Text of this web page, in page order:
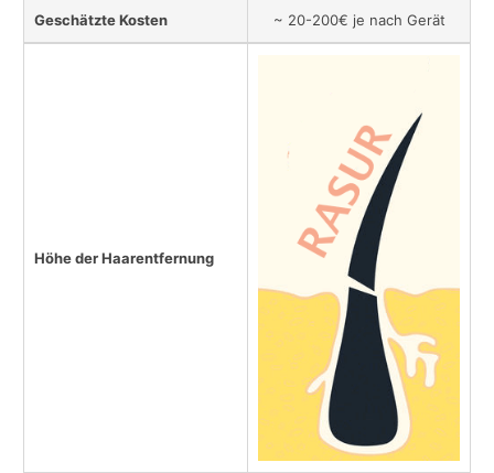
Geschätzte Kosten ~ 20-200€ je nach Gerät
Höhe der Haarentfernung